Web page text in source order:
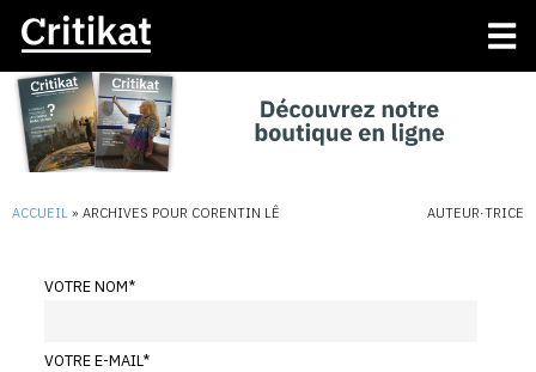
ACCUEIL » ARCHIVES POUR CORENTIN LÊ AUTEUR·TRICE
VOTRE NOM*
VOTRE E-MAIL*